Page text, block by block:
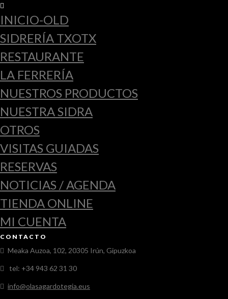
INICIO-OLD
SIDRERÍA TXOTX
RESTAURANTE
LA FERRERÍA
NUESTROS PRODUCTOS
NUESTRA SIDRA
OTROS
VISITAS GUIADAS
RESERVAS
NOTICIAS / AGENDA
TIENDA ONLINE
MI CUENTA
CONTACTO
Meaka Auzoa, 102, 20305 Irún, Gipuzkoa
tel: +34 943 62 31 30
info@olasagardotegia.eus